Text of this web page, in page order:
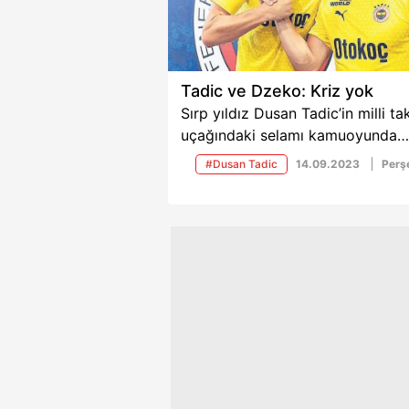
sürüldü. İşte o isim ve detaylar...
Tadic ve Dzeko: Kriz yok
Sırp yıldız Dusan Tadic’in milli
uçağındaki selamı kamuoyunda
tartışma yaratmıştı. Tadic, “Böyle
saçmalıklara ayıracak vaktimiz
#Dusan Tadic 14.09.2023